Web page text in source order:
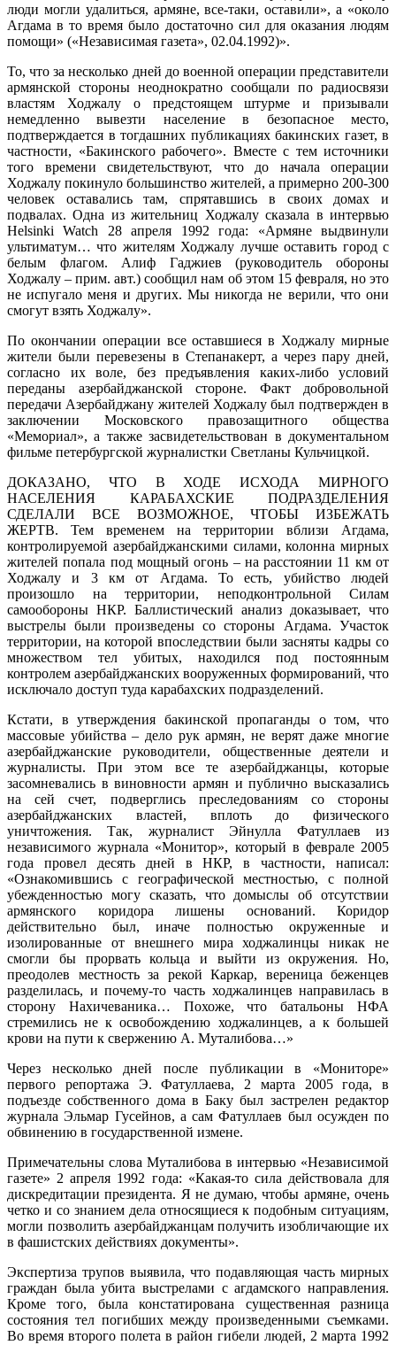
люди могли удалиться, армяне, все-таки, оставили», а «около
Агдама в то время было достаточно сил для оказания людям
помощи» («Независимая газета», 02.04.1992)».
То, что за несколько дней до военной операции представители
армянской стороны неоднократно сообщали по радиосвязи
властям Ходжалу о предстоящем штурме и призывали
немедленно вывезти население в безопасное место,
подтверждается в тогдашних публикациях бакинских газет, в
частности, «Бакинского рабочего». Вместе с тем источники
того времени свидетельствуют, что до начала операции
Ходжалу покинуло большинство жителей, а примерно 200-300
человек оставались там, спрятавшись в своих домах и
подвалах. Одна из жительниц Ходжалу сказала в интервью
Helsinki Watch 28 апреля 1992 года: «Армяне выдвинули
ультиматум… что жителям Ходжалу лучше оставить город с
белым флагом. Алиф Гаджиев (руководитель обороны
Ходжалу – прим. авт.) сообщил нам об этом 15 февраля, но это
не испугало меня и других. Мы никогда не верили, что они
смогут взять Ходжалу».
По окончании операции все оставшиеся в Ходжалу мирные
жители были перевезены в Степанакерт, а через пару дней,
согласно их воле, без предъявления каких-либо условий
переданы азербайджанской стороне. Факт добровольной
передачи Азербайджану жителей Ходжалу был подтвержден в
заключении Московского правозащитного общества
«Мемориал», а также засвидетельствован в документальном
фильме петербургской журналистки Светланы Кульчицкой.
ДОКАЗАНО, ЧТО В ХОДЕ ИСХОДА МИРНОГО
НАСЕЛЕНИЯ КАРАБАХСКИЕ ПОДРАЗДЕЛЕНИЯ
СДЕЛАЛИ ВСЕ ВОЗМОЖНОЕ, ЧТОБЫ ИЗБЕЖАТЬ
ЖЕРТВ. Тем временем на территории вблизи Агдама,
контролируемой азербайджанскими силами, колонна мирных
жителей попала под мощный огонь – на расстоянии 11 км от
Ходжалу и 3 км от Агдама. То есть, убийство людей
произошло на территории, неподконтрольной Силам
самообороны НКР. Баллистический анализ доказывает, что
выстрелы были произведены со стороны Агдама. Участок
территории, на которой впоследствии были засняты кадры со
множеством тел убитых, находился под постоянным
контролем азербайджанских вооруженных формирований, что
исключало доступ туда карабахских подразделений.
Кстати, в утверждения бакинской пропаганды о том, что
массовые убийства – дело рук армян, не верят даже многие
азербайджанские руководители, общественные деятели и
журналисты. При этом все те азербайджанцы, которые
засомневались в виновности армян и публично высказались
на сей счет, подверглись преследованиям со стороны
азербайджанских властей, вплоть до физического
уничтожения. Так, журналист Эйнулла Фатуллаев из
независимого журнала «Монитор», который в феврале 2005
года провел десять дней в НКР, в частности, написал:
«Ознакомившись с географической местностью, с полной
убежденностью могу сказать, что домыслы об отсутствии
армянского коридора лишены оснований. Коридор
действительно был, иначе полностью окруженные и
изолированные от внешнего мира ходжалинцы никак не
смогли бы прорвать кольца и выйти из окружения. Но,
преодолев местность за рекой Каркар, вереница беженцев
разделилась, и почему-то часть ходжалинцев направилась в
сторону Нахичеваника… Похоже, что батальоны НФА
стремились не к освобождению ходжалинцев, а к большей
крови на пути к свержению А. Муталибова…»
Через несколько дней после публикации в «Мониторе»
первого репортажа Э. Фатуллаева, 2 марта 2005 года, в
подъезде собственного дома в Баку был застрелен редактор
журнала Эльмар Гусейнов, а сам Фатуллаев был осужден по
обвинению в государственной измене.
Примечательны слова Муталибова в интервью «Независимой
газете» 2 апреля 1992 года: «Какая-то сила действовала для
дискредитации президента. Я не думаю, чтобы армяне, очень
четко и со знанием дела относящиеся к подобным ситуациям,
могли позволить азербайджанцам получить изобличающие их
в фашистских действиях документы».
Экспертиза трупов выявила, что подавляющая часть мирных
граждан была убита выстрелами с агдамского направления.
Кроме того, была констатирована существенная разница
состояния тел погибших между произведенными съемками.
Во время второго полета в район гибели людей, 2 марта 1992